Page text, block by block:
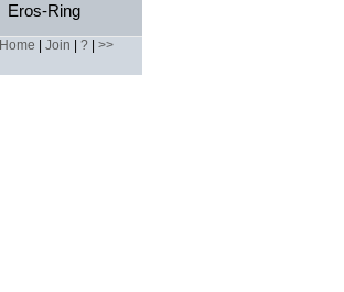
Eros-Ring
Home Join ? >>